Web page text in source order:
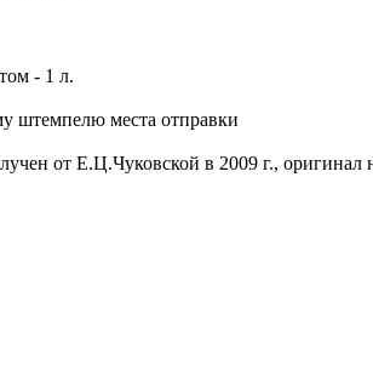
- 1 л.
штемпелю места отправки
от Е.Ц.Чуковской в 2009 г.,